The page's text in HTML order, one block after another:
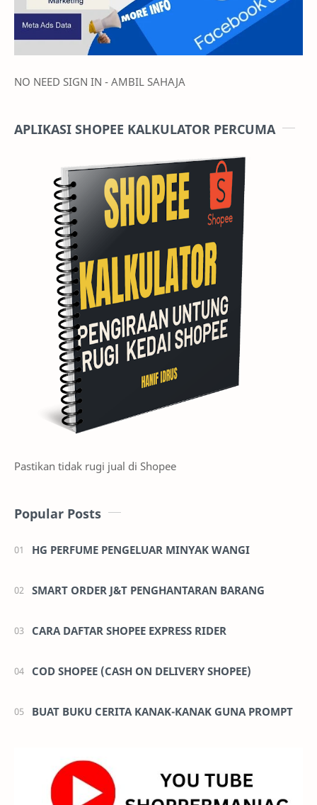
NO NEED SIGN IN - AMBIL SAHAJA
APLIKASI SHOPEE KALKULATOR PERCUMA
Pastikan tidak rugi jual di Shopee
Popular Posts
HG PERFUME PENGELUAR MINYAK WANGI
SMART ORDER J&T PENGHANTARAN BARANG
CARA DAFTAR SHOPEE EXPRESS RIDER
COD SHOPEE (CASH ON DELIVERY SHOPEE)
BUAT BUKU CERITA KANAK-KANAK GUNA PROMPT